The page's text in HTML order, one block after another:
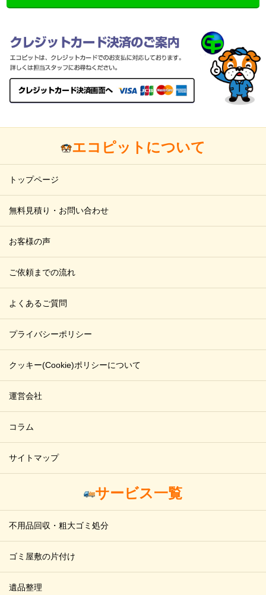
エコピットについて
トップページ
無料見積り・お問い合わせ
お客様の声
ご依頼までの流れ
よくあるご質問
プライバシーポリシー
クッキー(Cookie)ポリシーについて
運営会社
コラム
サイトマップ
サービス一覧
不用品回収・粗大ゴミ処分
ゴミ屋敷の片付け
遺品整理